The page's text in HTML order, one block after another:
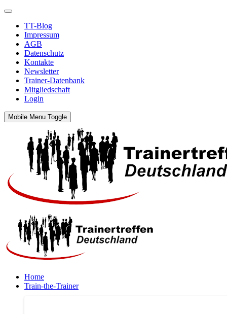
TT-Blog
Impressum
AGB
Datenschutz
Kontakte
Newsletter
Trainer-Datenbank
Mitgliedschaft
Login
Mobile Menu Toggle
Home
Train-the-Trainer